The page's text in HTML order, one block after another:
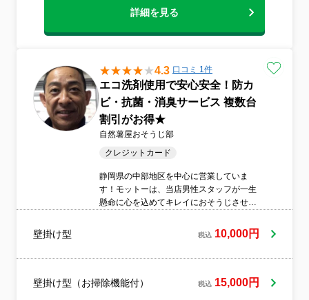
詳細を見る
4.3 口コミ 1件
エコ洗剤使用で安心安全！防カ
ビ・抗菌・消臭サービス 複数台
割引がお得★
自然薯屋おそうじ部
クレジットカード
静岡県の中部地区を中心に営業していま
す！モットーは、当店男性スタッフが一生
懸命に心を込めてキレイにおそうじさせて
得です?2台の場合1台9,000円3台以上の場
合1台8,000円★安全な資材でエアコンを洗
熱効率や運転効率が改善して節電にもお役
壁掛け型 税込 10,000円
壁掛け型（お掃除機能付） 税込 15,000円